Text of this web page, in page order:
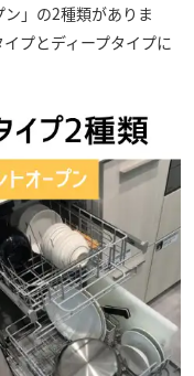
」の2種類がありま
プとディープタイプに